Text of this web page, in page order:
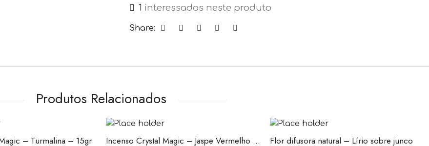
1 interessados neste produto
Share:
Produtos Relacionados
– Turmalina – 15gr Incenso Crystal Magic – Jaspe Vermelho – 15gr Flor difusora natural – Lírio sobre junco